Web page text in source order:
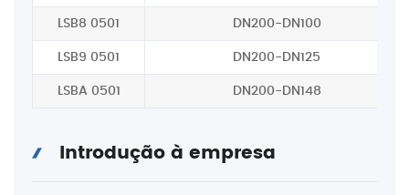
LSB8 0501 DN200-DN100
LSB9 0501 DN200-DN125
LSBA 0501 DN200-DN148
Introdução à empresa